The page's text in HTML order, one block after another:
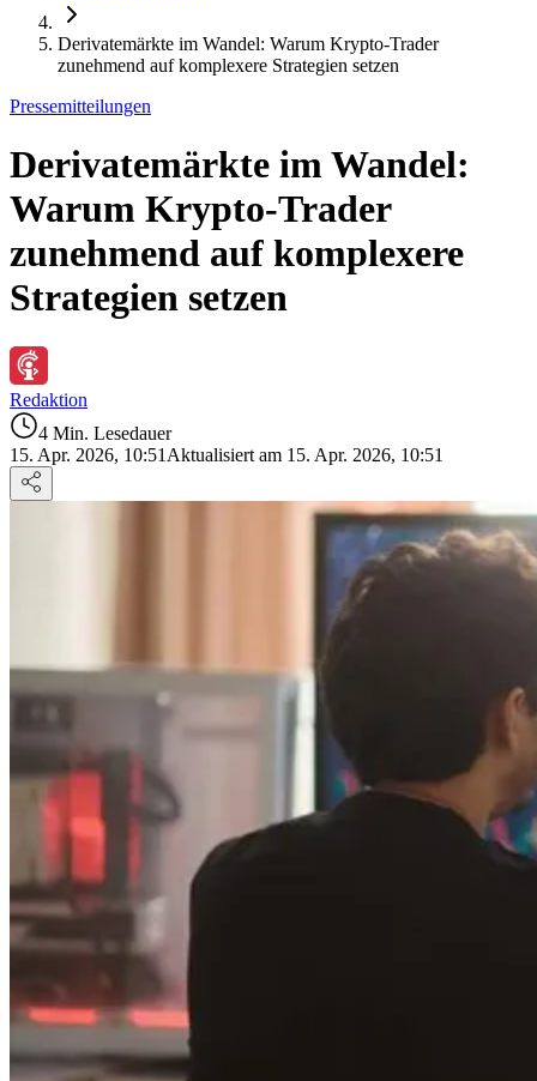
Derivatemärkte im Wandel: Warum Krypto-Trader
zunehmend auf komplexere Strategien setzen
Pressemitteilungen
Derivatemärkte im Wandel:
Warum Krypto-Trader
zunehmend auf komplexere
Strategien setzen
Redaktion
4 Min. Lesedauer
15. Apr. 2026, 10:51 Aktualisiert am 15. Apr. 2026, 10:51